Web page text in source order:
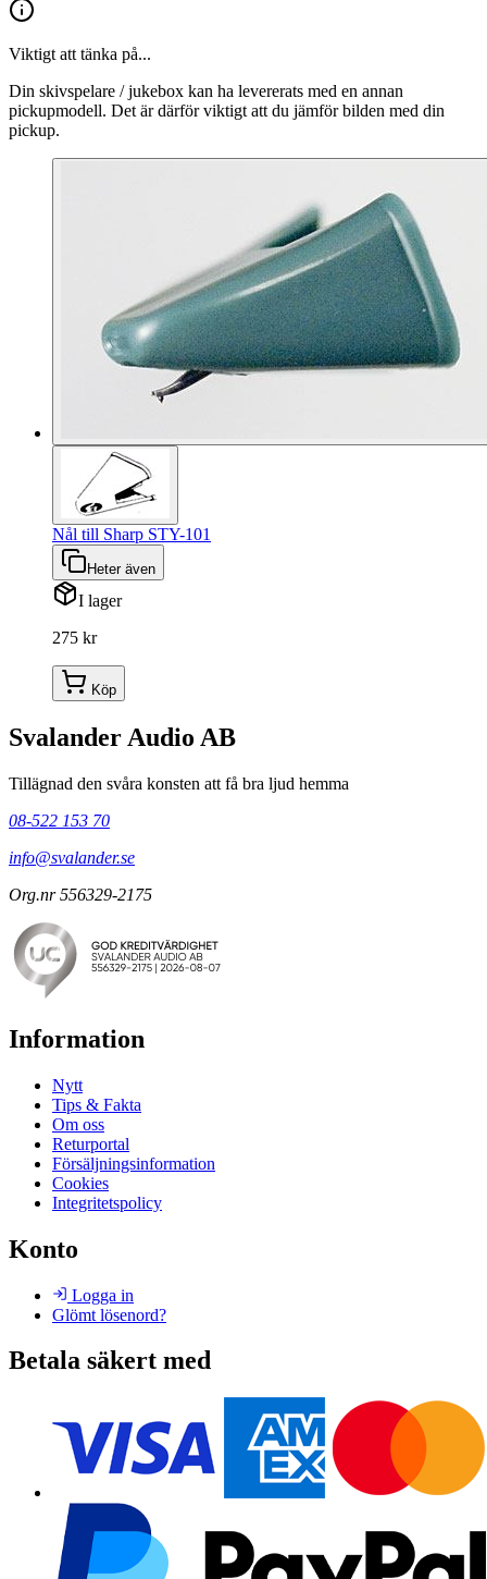
Viktigt att tänka på...
Din skivspelare / jukebox kan ha levererats med en annan
pickupmodell. Det är därför viktigt att du jämför bilden med din
pickup.
Nål till Sharp STY-101
Heter även
I lager
275 kr
Köp
Svalander Audio AB
Tillägnad den svåra konsten att få bra ljud hemma
08-522 153 70
info@svalander.se
Org.nr 556329-2175
Information
Nytt
Tips & Fakta
Om oss
Returportal
Försäljningsinformation
Cookies
Integritetspolicy
Konto
Logga in
Glömt lösenord?
Betala säkert med